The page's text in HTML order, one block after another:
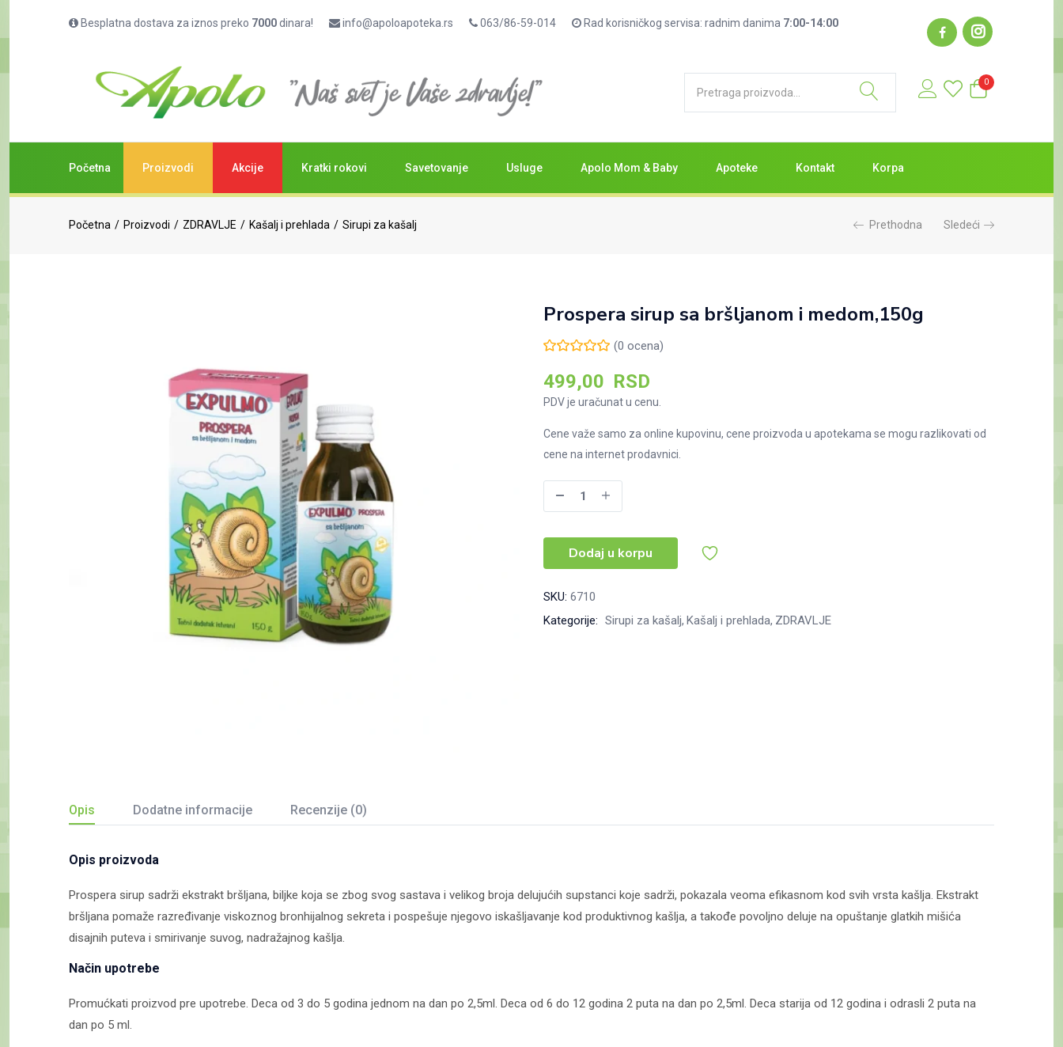
Besplatna dostava za iznos preko 7000dinara! info@apoloapoteka.rs 063/86-59-014 Rad korisničkog servisa: radnim danima 7:00-14:00
0
Početna Proizvodi Akcije Kratki rokovi Savetovanje Usluge Apolo Mom & Baby Apoteke Kontakt Korpa
Početna Proizvodi ZDRAVLJE Kašalj i prehlada Sirupi za kašalj Prethodna Sledeći
Prospera sirup sa bršljanom i medom,150g
(0 ocena)
499,00 RSD
PDV je uračunat u cenu.
Cene važe samo za online kupovinu, cene proizvoda u apotekama se mogu razlikovati od
cene na internet prodavnici.
Prospera
sirup
bršljanom
i
medom,150g
količina
Dodaj u korpu
SKU: 6710
Kategorije: Sirupi za kašalj Kašalj i prehlada ZDRAVLJE
Opis Dodatne informacije Recenzije (0)
Opis proizvoda
Prospera sirup sadrži ekstrakt bršljana, biljke koja se zbog svog sastava i velikog broja delujućih supstanci koje sadrži, pokazala veoma efikasnom kod svih vrsta kašlja. Ekstrakt
bršljana pomaže razređivanje viskoznog bronhijalnog sekreta i pospešuje njegovo iskašljavanje kod produktivnog kašlja, a takođe povoljno deluje na opuštanje glatkih mišića
disajnih puteva i smirivanje suvog, nadražajnog kašlja.
Način upotrebe
Promućkati proizvod pre upotrebe. Deca od 3 do 5 godina jednom na dan po 2,5ml. Deca od 6 do 12 godina 2 puta na dan po 2,5ml. Deca starija od 12 godina i odrasli 2 puta na
dan po 5 ml.